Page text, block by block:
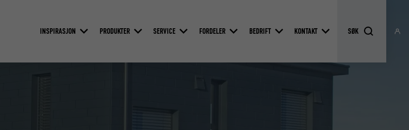
INSPIRASJON PRODUKTER SERVICE FORDELER BEDRIFT KONTAKT